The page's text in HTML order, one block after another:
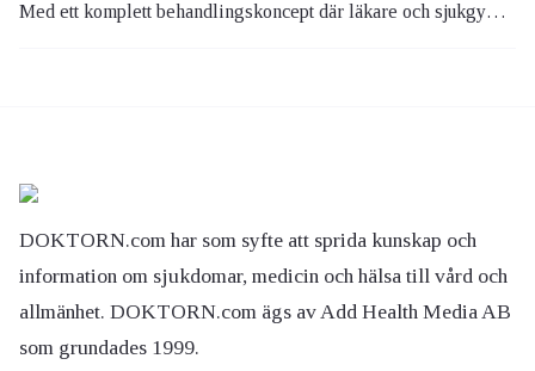
Med ett komplett behandlingskoncept där läkare och sjukgymnaster samarbetar kring patienters ryggsmärta blir sjukskrivningstiden kortare. Det visar allmänläkaren Johan Bogefeldt i sin avhandling, som han lägger fram vid Uppsala universitet den 16 oktober. Han menar att denna kunskap direkt bör omsättas i praktiken.
DOKTORN.com har som syfte att sprida kunskap och
information om sjukdomar, medicin och hälsa till vård och
allmänhet. DOKTORN.com ägs av Add Health Media AB
som grundades 1999.